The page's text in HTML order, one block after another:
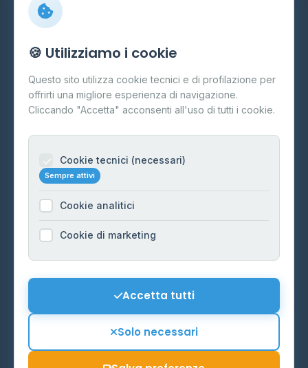
Info
Cos'è il GPL
FAQ
Contatti
Informazioni legali
Cookie Policy
Preferenze Cookie
Mappa del sito
🍪 Utilizziamo i cookie
Questo sito utilizza cookie tecnici e di profilazione per
offrirti una migliore esperienza di navigazione.
Cliccando "Accetta" acconsenti all'uso di tutti i cookie.
Cookie tecnici (necessari)
Sempre attivi
Cookie analitici
Cookie di marketing
Accetta tutti
Solo necessari